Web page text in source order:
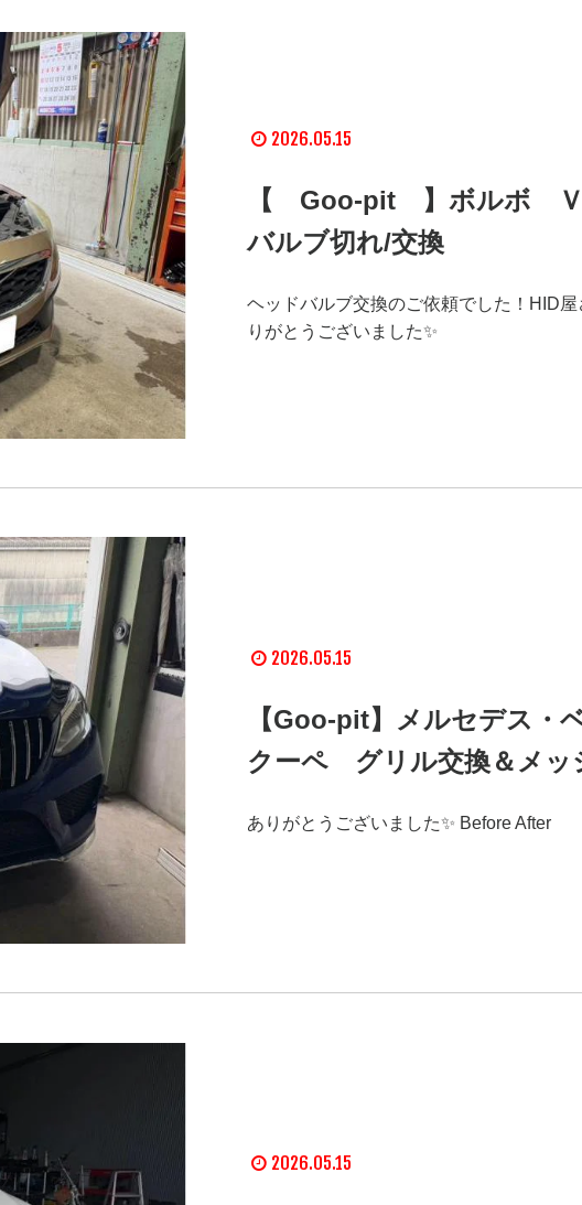
2026.05.15
【 Goo-pit 】ボルボ Ｖ
バルブ切れ/交換
ヘッドバルブ交換のご依頼でした！HID
りがとうございました✨
2026.05.15
【Goo-pit】メルセデス
クーペ グリル交換＆メッ
ありがとうございました✨ Before After
2026.05.15